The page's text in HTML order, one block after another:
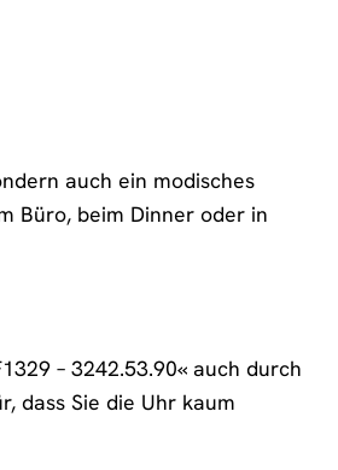
auch ein modisches
Büro, beim Dinner oder in
– 3242.53.90« auch durch
dass Sie die Uhr kaum